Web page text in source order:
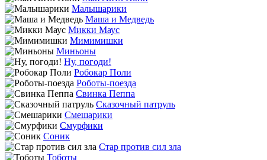
Малышарики
Маша и Медведь
Микки Маус
Мимимишки
Миньоны
Ну, погоди!
Робокар Поли
Роботы-поезда
Свинка Пеппа
Сказочный патруль
Смешарики
Смурфики
Соник
Стар против сил зла
Тоботы